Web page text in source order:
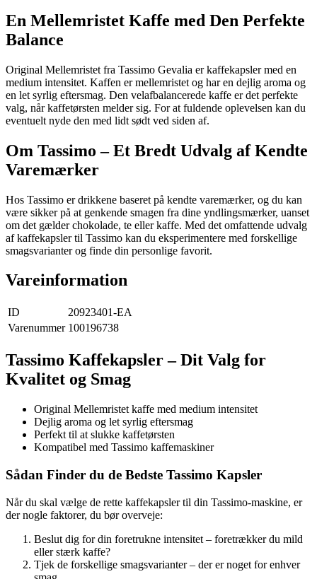
En Mellemristet Kaffe med Den Perfekte
Balance
Original Mellemristet fra Tassimo Gevalia er kaffekapsler med en
medium intensitet. Kaffen er mellemristet og har en dejlig aroma og
en let syrlig eftersmag. Den velafbalancerede kaffe er det perfekte
valg, når kaffetørsten melder sig. For at fuldende oplevelsen kan du
eventuelt nyde den med lidt sødt ved siden af.
Om Tassimo – Et Bredt Udvalg af Kendte
Varemærker
Hos Tassimo er drikkene baseret på kendte varemærker, og du kan
være sikker på at genkende smagen fra dine yndlingsmærker, uanset
om det gælder chokolade, te eller kaffe. Med det omfattende udvalg
af kaffekapsler til Tassimo kan du eksperimentere med forskellige
smagsvarianter og finde din personlige favorit.
Vareinformation
ID
20923401-EA
Varenummer 100196738
Tassimo Kaffekapsler – Dit Valg for
Kvalitet og Smag
Original Mellemristet kaffe med medium intensitet
Dejlig aroma og let syrlig eftersmag
Perfekt til at slukke kaffetørsten
Kompatibel med Tassimo kaffemaskiner
Sådan Finder du de Bedste Tassimo Kapsler
Når du skal vælge de rette kaffekapsler til din Tassimo-maskine, er
der nogle faktorer, du bør overveje:
Beslut dig for din foretrukne intensitet – foretrækker du mild
eller stærk kaffe?
Tjek de forskellige smagsvarianter – der er noget for enhver